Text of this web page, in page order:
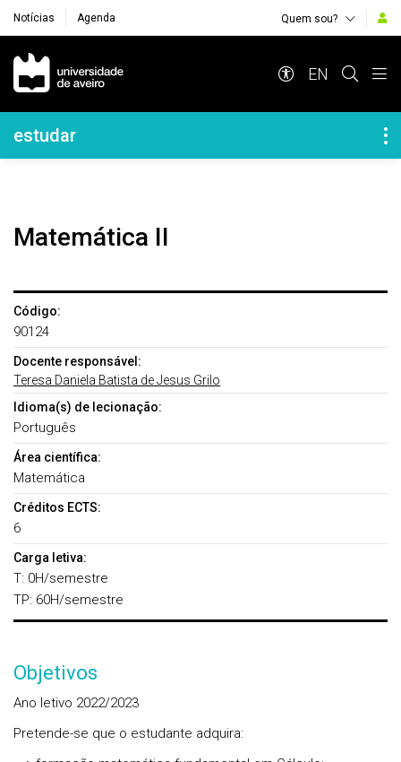
Notícias Agenda Quem sou?
Navegação Principal
EN
Navegação Lateral
estudar
Matemática II
Código:
90124
Docente responsável:
Teresa Daniela Batista de Jesus Grilo
Idioma(s) de lecionação:
Português
Área científica:
Matemática
Créditos ECTS:
6
Carga letiva:
T: 0H/semestre
TP: 60H/semestre
Objetivos
Ano letivo 2022/2023
Pretende-se que o estudante adquira: